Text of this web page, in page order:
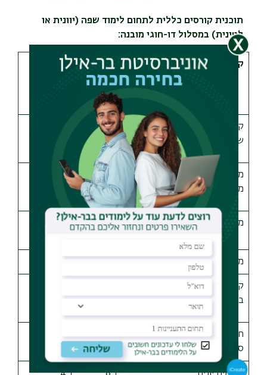
תוכנית קורסים כללית לתחום לימוד שפה (יוונית או
לטינית) במסלול דו-חוגי מובנה:
קורסים
נ"ז
(נקודות
זכות)
ש"ש
קורס שפה למתחילים במסלול
שפות (יוונית/לטינית)
8
מבוא היסטורי (מבוא ליוון או
מבוא לרומא)
4
2
מבוא לספרות קלאסית
4 (2 +
2 (1 + 1)
מבוא למיתולוגיה
קורסים טקסטואליים – קריאה
בשפת המקור, יוונית או לטינית
חמישה קורסי בסיס
סמסטריאליים
10
5